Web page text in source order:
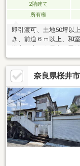
2階建て
所有権
即引渡可、土地50坪以
き、前道６ｍ以上、和
奈良県桜井